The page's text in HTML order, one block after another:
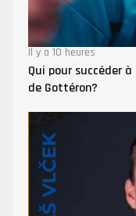
Il y a 10 heures
Qui pour succéder
de Gottéron?